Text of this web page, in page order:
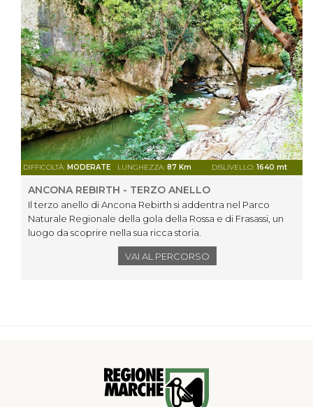
DIFFICOLTÀ: MODERATE LUNGHEZZA: 87 Km DISLIVELLO: 1640 mt
ANCONA REBIRTH - TERZO ANELLO
Il terzo anello di Ancona Rebirth si addentra nel Parco
Naturale Regionale della gola della Rossa e di Frasassi, un
luogo da scoprire nella sua ricca storia.
VAI AL PERCORSO